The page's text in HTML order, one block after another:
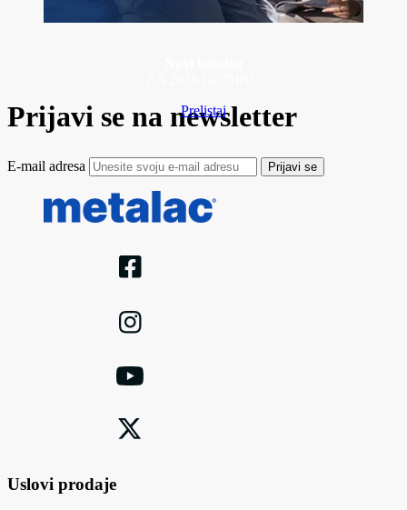
Prelistaj
Prijavi se na newsletter
E-mail adresa Prijavi se
Uslovi prodaje